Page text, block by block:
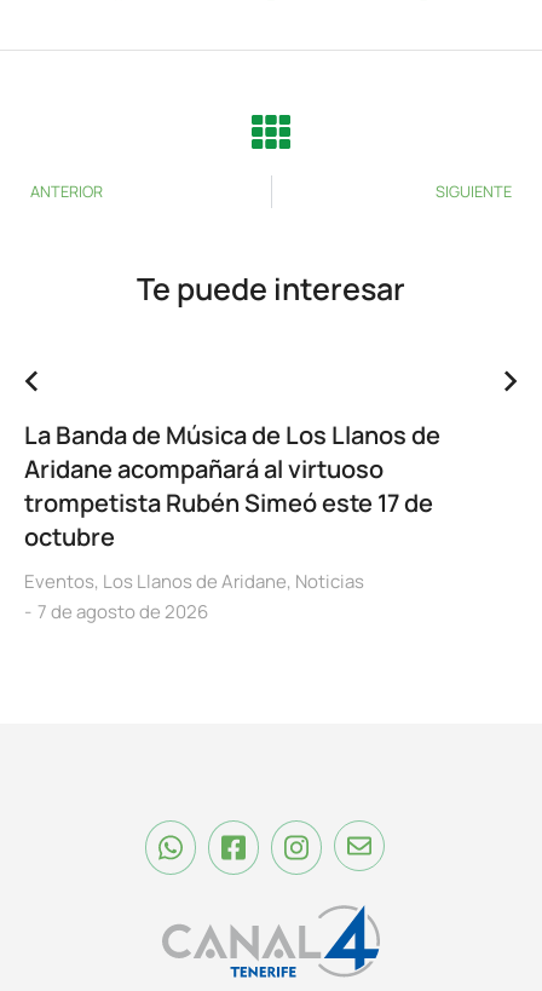
ANTERIOR SIGUIENTE
Te puede interesar
La Banda de Música de Los Llanos de
Aridane acompañará al virtuoso
trompetista Rubén Simeó este 17 de
octubre
Eventos, Los Llanos de Aridane, Noticias
7 de agosto de 2026